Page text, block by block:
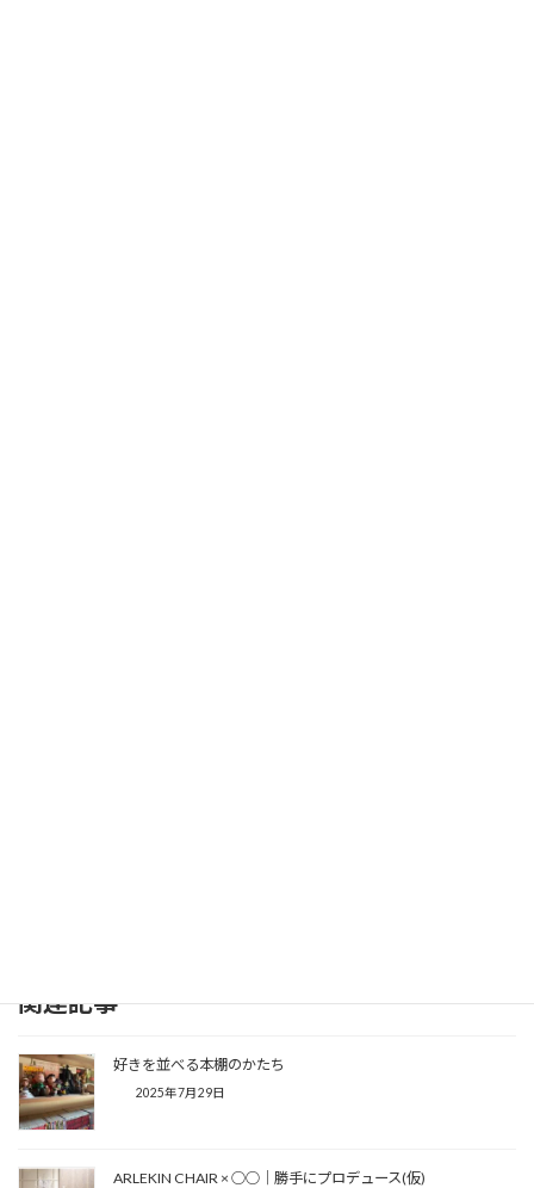
関連記事
好きを並べる本棚のかたち
2025年7月29日
ARLEKIN CHAIR × ○○│勝手にプロデュース(仮)